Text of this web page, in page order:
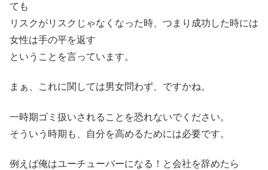
ても
リスクがリスクじゃなくなった時、つまり成功した時には
女性は手の平を返す
ということを言っています。
まぁ、これに関しては男女問わず、ですかね。
一時期ゴミ扱いされることを恐れないでください。
そういう時期も、自分を高めるためには必要です。
例えば俺はユーチューバーになる！と会社を辞めたら